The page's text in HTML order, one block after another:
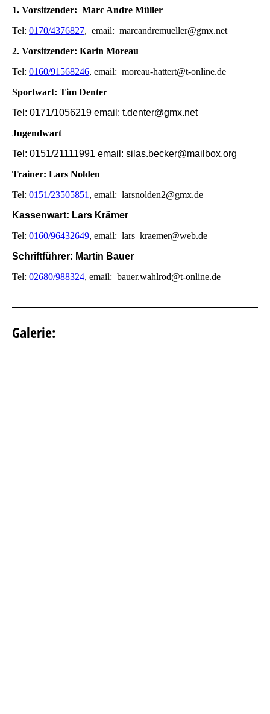
1. Vorsitzender: Marc Andre Müller
Tel: 0170/4376827, email: marcandremueller@gmx.net
2. Vorsitzender: Karin Moreau
Tel: 0160/91568246, email: moreau-hattert@t-online.de
Sportwart: Tim Denter
Tel: 0171/1056219 email: t.denter@gmx.net
Jugendwart
Te l: 0151/21111991 email: silas.becker@mailbox.org
Trainer: Lars Nolden
Tel: 0151/23505851 , email: larsnolden2@gmx.de
Kassenwart: Lars Krämer
Tel: 0160/96432649, email: lars_kraemer@web.de
Schriftführer: Martin Bauer
Tel: 02680/988324, email: bauer.wahlrod@t-online.de
Galerie: